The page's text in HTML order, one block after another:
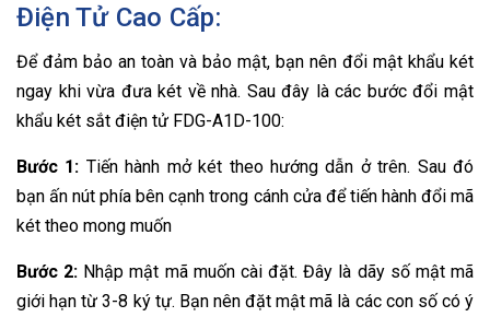
Điện Tử Cao Cấp:
Để đảm bảo an toàn và bảo mật, bạn nên đổi mật khẩu két
ngay khi vừa đưa két về nhà. Sau đây là các bước đổi mật
khẩu két sắt điện tử FDG-A1D-100:
Bước 1: Tiến hành mở két theo hướng dẫn ở trên. Sau đó
bạn ấn nút phía bên cạnh trong cánh cửa để tiến hành đổi mã
két theo mong muốn
Bước 2: Nhập mật mã muốn cài đặt. Đây là dãy số mật mã
giới hạn từ 3-8 ký tự. Bạn nên đặt mật mã là các con số có ý